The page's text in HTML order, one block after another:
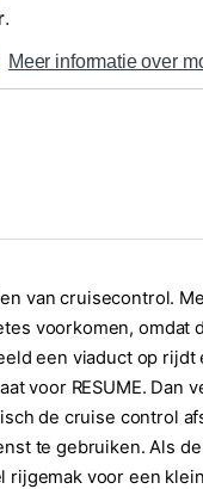
.
Meer informatie over
van cruisecontrol.
voorkomen, omdat
een viaduct op
voor RESUME. Dan
de cruise control
te gebruiken. Als
rijgemak voor een